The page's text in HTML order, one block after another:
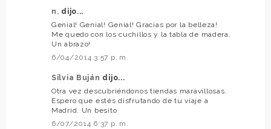
n. dijo...
Genial! Genial! Genial! Gracias por la belleza!
Me quedo con los cuchillos y la tabla de madera.
Un abrazo!
6/04/2014 3:57 p. m.
Silvia Buján dijo...
Otra vez descubriéndonos tiendas maravillosas.
Espero que estés disfrutando de tu viaje a
Madrid. Un besito
6/07/2014 6:37 p. m.